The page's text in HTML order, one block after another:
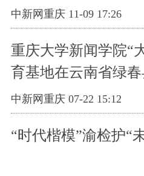
中新网重庆 11-09 17:26
重庆大学新闻学院“
育基地在云南省绿
中新网重庆 07-22 15:12
“时代楷模”渝检护“